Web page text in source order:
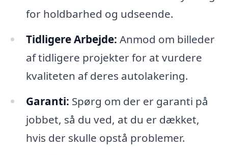
for holdbarhed og udseende.
Tidligere Arbejde: Anmod om billeder
af tidligere projekter for at vurdere
kvaliteten af deres autolakering.
Garanti: Spørg om der er garanti på
jobbet, så du ved, at du er dækket,
hvis der skulle opstå problemer.